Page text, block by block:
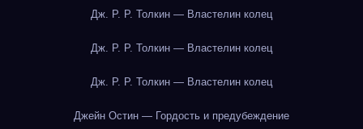
Дж. Р. Р. Толкин — Властелин колец
Дж. Р. Р. Толкин — Властелин колец
Дж. Р. Р. Толкин — Властелин колец
Джейн Остин — Гордость и предубеждение